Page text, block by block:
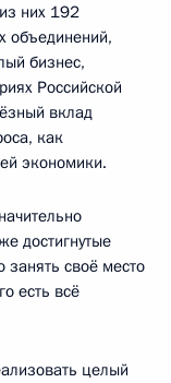
них 192
объединений,
бизнес,
Российской
вклад
как
экономики.
достигнутые
занять своё место
есть всё
целый